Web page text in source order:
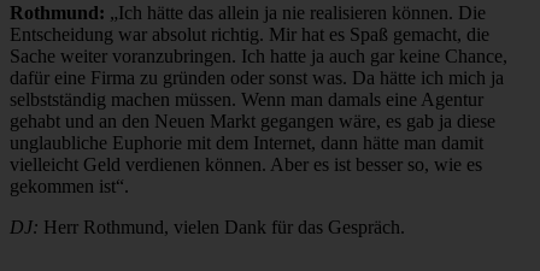
Rothmund: „Ich hätte das allein ja nie realisieren können. Die
Entscheidung war absolut richtig. Mir hat es Spaß gemacht, die
Sache weiter voranzubringen. Ich hatte ja auch gar keine Chance,
dafür eine Firma zu gründen oder sonst was. Da hätte ich mich ja
selbstständig machen müssen. Wenn man damals eine Agentur
gehabt und an den Neuen Markt gegangen wäre, es gab ja diese
unglaubliche Euphorie mit dem Internet, dann hätte man damit
vielleicht Geld verdienen können. Aber es ist besser so, wie es
gekommen ist“.
DJ: Herr Rothmund, vielen Dank für das Gespräch.